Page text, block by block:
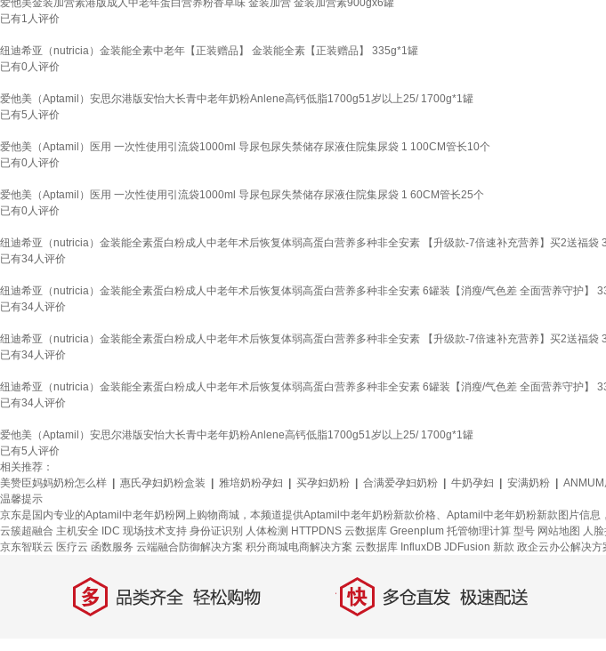
爱他美金装加营素港版成人中老年蛋白营养粉香草味 金装加营 金装加营素900gx6罐
已有1 人评价
纽迪希亚（nutricia）金装能全素中老年【正装赠品】 金装能全素【正装赠品】 335g*1罐
已有0人评价
爱他美（Aptamil）安思尔港版安怡大长青中老年奶粉Anlene高钙低脂1700g51岁以上25/ 1700g*1罐
已有5 人评价
爱他美（Aptamil）医用 一次性使用引流袋1000ml 导尿包尿失禁储存尿液住院集尿袋 1 100CM管长10个
已有0人评价
爱他美（Aptamil）医用 一次性使用引流袋1000ml 导尿包尿失禁储存尿液住院集尿袋 1 60CM管长25个
已有0人评价
纽迪希亚（nutricia）金装能全素蛋白粉成人中老年术后恢复体弱高蛋白营养多种非全安素 【升级款-7倍速补充营养】买2送福袋
已有34人评价
纽迪希亚（nutricia）金装能全素蛋白粉成人中老年术后恢复体弱高蛋白营养多种非全安素 6罐装【消瘦/气色差 全面营养守护】
已有34人评价
纽迪希亚（nutricia）金装能全素蛋白粉成人中老年术后恢复体弱高蛋白营养多种非全安素 【升级款-7倍速补充营养】买2送福袋
已有34人评价
纽迪希亚（nutricia）金装能全素蛋白粉成人中老年术后恢复体弱高蛋白营养多种非全安素 6罐装【消瘦/气色差 全面营养守护】
已有34人评价
爱他美（Aptamil）安思尔港版安怡大长青中老年奶粉Anlene高钙低脂1700g51岁以上25/ 1700g*1罐
已有5 人评价
相关推荐：
美赞臣妈妈奶粉怎么样
惠氏孕妇奶粉盒装 雅培奶粉孕妇 买孕妇奶粉 合满爱孕妇奶粉 牛奶孕妇 安满奶粉
温馨提示
京东是国内专业的Aptamil中老年奶粉网上购物商城，本频道提供Aptamil中老年奶粉新款价格、Aptamil中老年奶粉新款图片信
云簇超融合 主机安全 IDC 现场技术支持 身份证识别 人体检测 HTTPDNS 云数据库 Greenplum 托管物理计算 型号 网站地图 人
京东智联云 医疗云 函数服务 云端融合防御解决方案 积分商城电商解决方案 云数据库 InfluxDB JDFusion 新款 政企云办公解决方
多 品类齐全，轻松购物 快 多仓直发，极速配送